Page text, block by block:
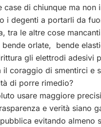
case di chiunque ma non
i degenti a portarli da
tra le altre cose
orlate, bende
gli elettrodi adesivi
il coraggio di smentirci e
di porre rimedio?
usare maggiore
e verità siano
evitando almeno